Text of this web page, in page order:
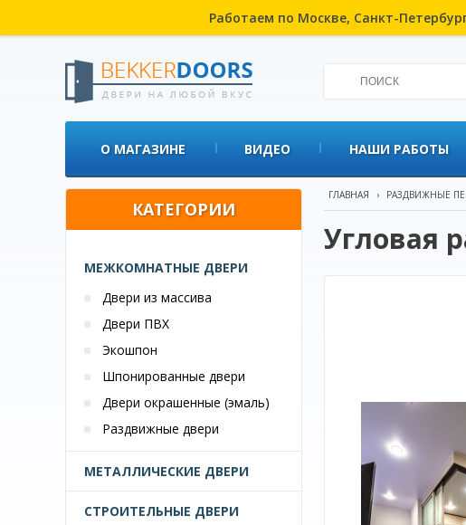
Работаем по Москве, Санкт-
О МАГАЗИНЕ ВИДЕО НАШИ РАБОТЫ
КАТЕГОРИИ
МЕЖКОМНАТНЫЕ ДВЕРИ
Двери из массива
Двери ПВХ
Экошпон
Шпонированные двери
Двери окрашенные (эмаль)
Раздвижные двери
МЕТАЛЛИЧЕСКИЕ ДВЕРИ
СТРОИТЕЛЬНЫЕ ДВЕРИ
ГЛАВНАЯ › РАЗДВИЖНЫЕ
Угловая